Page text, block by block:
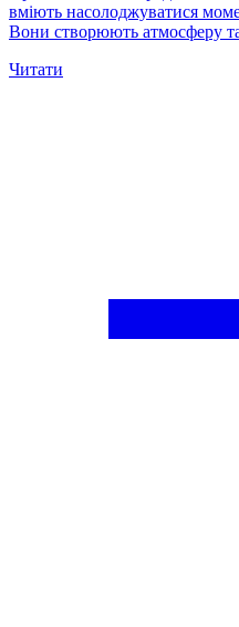
вміють насолоджуватися
Вони створюють атмосферу
Читати